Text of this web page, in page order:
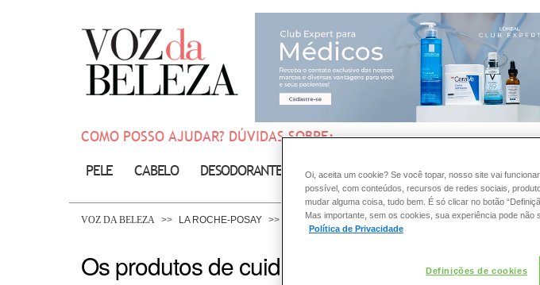
COMO POSSO AJUDAR? DÚVIDAS SOBRE:
PELE
CABELO DESODORANTE SOLAR DERMACLUB CONSULTORIA
VOZ DA BELEZA LA ROCHE-POSAY CABELO
Os produtos de cuidados capilar causam
Oi, aceita um cookie? Se você topar, nosso site vai
possível, com conteúdos, recursos de redes sociais,
mudar alguma coisa, tudo bem. É só clicar no botão
Mas importante, sem os cookies, sua experiência pode não
Política de Privacidade
Definições de cookies